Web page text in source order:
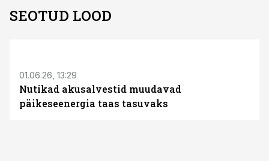
SEOTUD LOOD
01.06.26, 13:29
Nutikad akusalvestid muudavad
päikeseenergia taas tasuvaks